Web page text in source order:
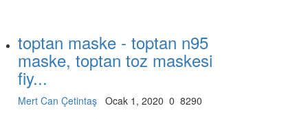
toptan maske - toptan n95
maske, toptan toz maskesi
fiy...
Mert Can Çetintaş Ocak 1, 2020 0 8290